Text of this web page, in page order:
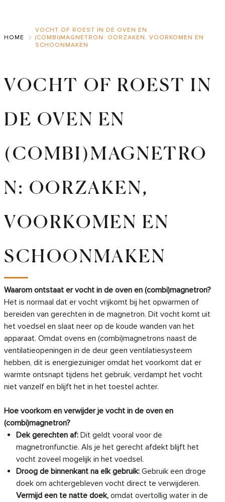
Main
HOME
VOCHT OF ROEST IN DE OVEN EN
(COMBI)MAGNETRON: OORZAKEN, VOORKOMEN EN
SCHOONMAKEN
VOCHT OF ROEST IN
DE OVEN EN
(COMBI)MAGNETRO
N: OORZAKEN,
VOORKOMEN EN
SCHOONMAKEN
Waarom ontstaat er vocht in de oven en (combi)magnetron?
Het is normaal dat er vocht vrijkomt bij het opwarmen of
bereiden van gerechten in de magnetron. Dit vocht komt uit
het voedsel en slaat neer op de koude wanden van het
apparaat. Omdat ovens en (combi)magnetrons naast de
ventilatieopeningen in de deur geen ventilatiesysteem
hebben, dit is energiezuiniger omdat het voorkomt dat er
warmte ontsnapt tijdens het gebruik, verdampt het vocht
niet vanzelf en blijft het in het toestel achter.
Hoe voorkom en verwijder je vocht in de oven en
(combi)magnetron?
Dek gerechten af: Dit geldt vooral voor de
magnetronfunctie. Als je het gerecht afdekt blijft het
vocht zoveel mogelijk in het voedsel.
Droog de binnenkant na elk gebruik: Gebruik een droge
doek om achtergebleven vocht direct te verwijderen.
Vermijd een te natte doek, omdat overtollig water in de